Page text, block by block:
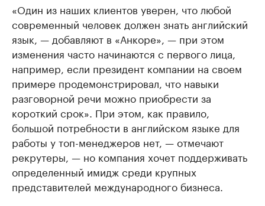
«Один из наших клиентов уверен, что любой
современный человек должен знать английский
язык, — добавляют в «Анкоре», — при этом
изменения часто начинаются с первого лица,
например, если президент компании на своем
примере продемонстрировал, что навыки
разговорной речи можно приобрести за
короткий срок». При этом, как правило,
большой потребности в английском языке для
работы у топ-менеджеров нет, — отмечают
рекрутеры, — но компания хочет поддерживать
определенный имидж среди крупных
представителей международного бизнеса.